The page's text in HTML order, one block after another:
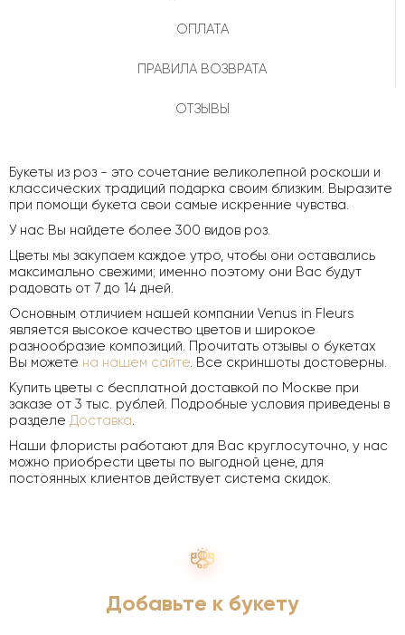
ОПЛАТА
ПРАВИЛА ВОЗВРАТА
ОТЗЫВЫ
Букеты из роз - это сочетание великолепной роскоши и
классических традиций подарка своим близким. Выразите
при помощи букета свои самые искренние чувства.
У нас Вы найдете более 300 видов роз.
Цветы мы закупаем каждое утро, чтобы они оставались
максимально свежими; именно поэтому они Вас будут
радовать от 7 до 14 дней.
Основным отличием нашей компании Venus in Fleurs
является высокое качество цветов и широкое
разнообразие композиций. Прочитать отзывы о букетах
Вы можете на нашем сайте. Все скриншоты достоверны.
Купить цветы с бесплатной доставкой по Москве при
заказе от 3 тыс. рублей. Подробные условия приведены в
разделе Доставка.
Наши флористы работают для Вас круглосуточно, у нас
можно приобрести цветы по выгодной цене, для
постоянных клиентов действует система скидок.
Добавьте к букету